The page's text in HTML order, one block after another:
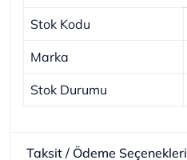
Stok Kodu
Marka
Stok Durumu
Taksit / Ödeme Seçenekleri